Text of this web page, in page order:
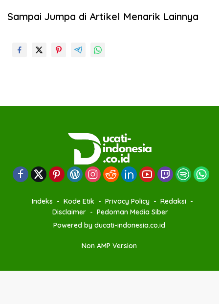
Sampai Jumpa di Artikel Menarik Lainnya
Indeks Kode Etik Privacy Policy
Redaksi
Disclaimer
Pedoman Media Siber
Powered by ducati-indonesia.co.id
Non AMP Version